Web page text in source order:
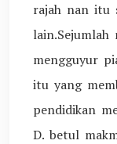
rajah nan itu
mengguyur
itu yang
pendidikan
D. betul